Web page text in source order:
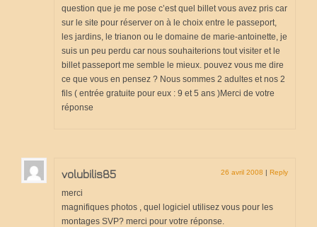
question que je me pose c’est quel billet vous avez pris car
sur le site pour réserver on à le choix entre le passeport,
les jardins, le trianon ou le domaine de marie-antoinette, je
suis un peu perdu car nous souhaiterions tout visiter et le
billet passeport me semble le mieux. pouvez vous me dire
ce que vous en pensez ? Nous sommes 2 adultes et nos 2
fils ( entrée gratuite pour eux : 9 et 5 ans )Merci de votre
réponse
volubilis85 26 avril 2008 | Reply
merci
magnifiques photos , quel logiciel utilisez vous pour les
montages SVP? merci pour votre réponse.